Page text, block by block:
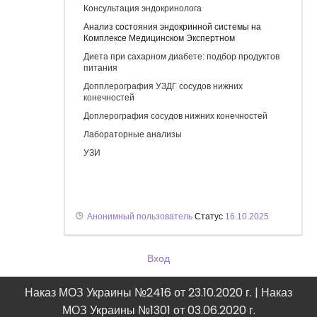
настроения, выход камня из желчного. В
анализах паразитов не обнаружено,
очищение кожи, ушла отечность.
Совет от Надежды Григорьевны: “Если Вы
любите себя, займитесь чисткой своего
организма!”
Консультация эндокринолога
Анализ состояния эндокринной системы на
Комплексе Медицинском Экспертном
Диета при сахарном диабете: подбор продуктов
питания
Допплерография УЗДГ сосудов нижних
конечностей
Доплерография сосудов нижних конечностей
Лабораторные анализы
УЗИ
Анонимный пользователь Статус 16.10.2025
Вход
Наказ МОЗ Украины №2416 от 23.10.2020 г. | Наказ
МОЗ Украины №1301 от 03.06.2020 г.